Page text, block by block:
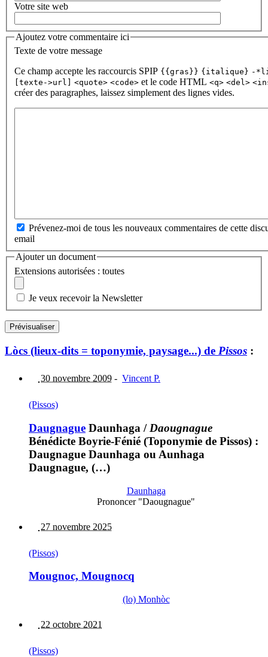
Votre site web
Ajoutez votre commentaire ici
Texte de votre message
Ce champ accepte les raccourcis SPIP {{gras}} {italique} -
[texte->url]
<quote> <code> et le code HTML <q> <del>
créer des paragraphes, laissez simplement des lignes vides.
Prévenez-moi de tous les nouveaux commentaires de cette
email
Ajouter un document
Extensions autorisées : toutes
Je veux recevoir la Newsletter
Lòcs (lieux-dits = toponymie, paysage...) de Pissos :
30 novembre 2009 - Vincent P.
(Pissos)
Daugnague Daunhaga / Daougnague
Bénédicte Boyrie-Fénié (Toponymie de Pissos) :
Daugnague Daunhaga ou Aunhaga
Daugnague, (…)
Daunhaga
Prononcer "Daougnague"
27 novembre 2025
(Pissos)
Mougnoc, Mougnocq
(lo) Monhòc
22 octobre 2021
(Pissos)